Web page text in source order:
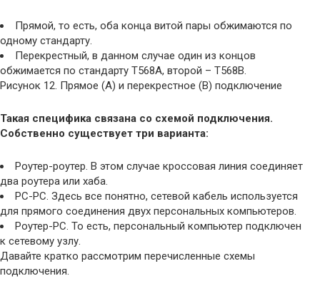
Прямой, то есть, оба конца витой пары обжимаются по
одному стандарту.
Перекрестный, в данном случае один из концов
обжимается по стандарту Т568А, второй – Т568В.
Рисунок 12. Прямое (А) и перекрестное (В) подключение
Такая специфика связана со схемой подключения.
Собственно существует три варианта:
Роутер-роутер. В этом случае кроссовая линия соединяет
два роутера или хаба.
PC-PC. Здесь все понятно, сетевой кабель используется
для прямого соединения двух персональных компьютеров.
Роутер-PC. То есть, персональный компьютер подключен
к сетевому узлу.
Давайте кратко рассмотрим перечисленные схемы
подключения.